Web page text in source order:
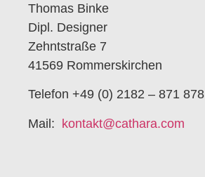
Thomas Binke
Dipl. Designer
Zehntstraße 7
41569 Rommerskirchen
Telefon +49 (0) 2182 – 871 878
Mail: kontakt@cathara.com